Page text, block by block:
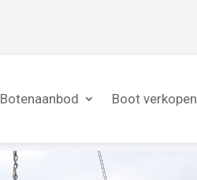
Botenaanbod Boot verkopen